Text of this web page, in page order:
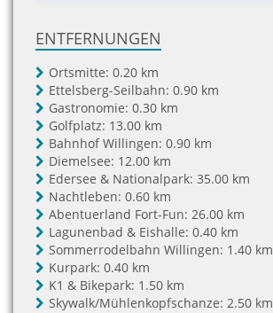
ENTFERNUNGEN
Ortsmitte: 0.20 km
Ettelsberg-Seilbahn: 0.90 km
Gastronomie: 0.30 km
Golfplatz: 13.00 km
Bahnhof Willingen: 0.90 km
Diemelsee: 12.00 km
Edersee & Nationalpark: 35.00 km
Nachtleben: 0.60 km
Abentuerland Fort-Fun: 26.00 km
Lagunenbad & Eishalle: 0.40 km
Sommerrodelbahn Willingen: 1.40 km
Kurpark: 0.40 km
K1 & Bikepark: 1.50 km
Skywalk/Mühlenkopfschanze: 2.50 km